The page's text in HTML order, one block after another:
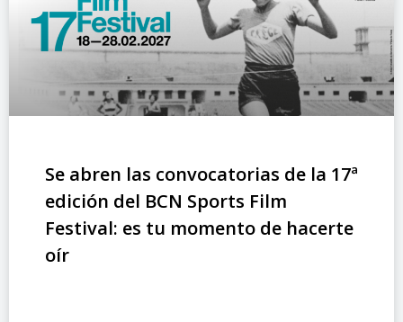
Se abren las convocatorias de la 17ª
edición del BCN Sports Film
Festival: es tu momento de hacerte
oír